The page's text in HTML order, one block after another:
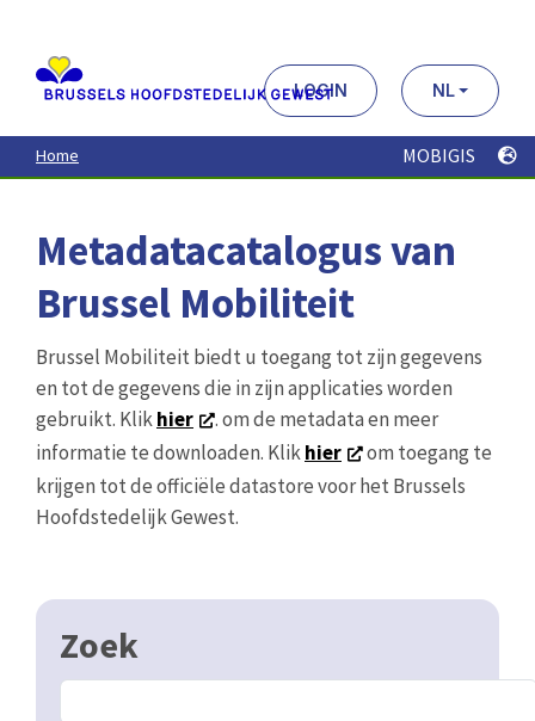
contenu
principal
LOGIN NL
Home MOBIGIS
Metadatacatalogus van
Brussel Mobiliteit
Brussel Mobiliteit biedt u toegang tot zijn gegevens
en tot de gegevens die in zijn applicaties worden
gebruikt. Klikhier
. om de metadata en meer
informatie te downloaden. Klikhier
om toegang te
krijgen tot de officiële datastore voor het Brussels
Hoofdstedelijk Gewest.
Zoek